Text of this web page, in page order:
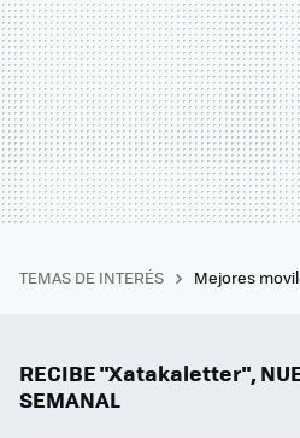
TEMAS DE INTERÉS Mejores
RECIBE "Xatakaletter",
SEMANAL